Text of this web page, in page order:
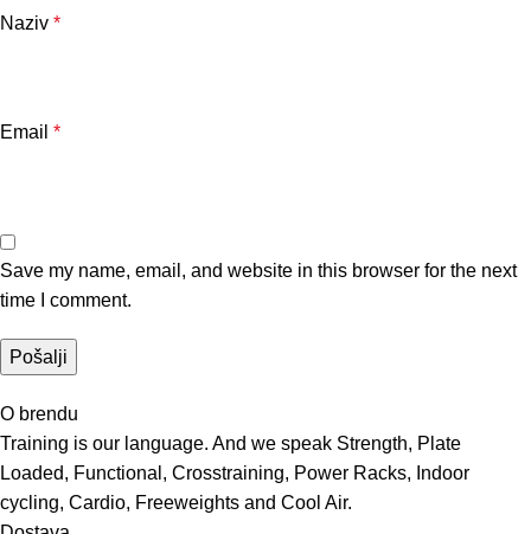
Naziv *
Email *
Save my name, email, and website in this browser for the next
time I comment.
O brendu
Training is our language. And we speak Strength, Plate
Loaded, Functional, Crosstraining, Power Racks, Indoor
cycling, Cardio, Freeweights and Cool Air.